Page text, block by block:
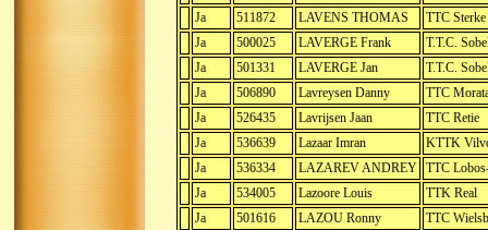
Ja
511872 LAVENS THOMAS
TTC
Ja
500025 LAVERGE Frank
T.T.C.
Ja
501331 LAVERGE Jan
T.T.C.
Ja
506890 Lavreysen Danny
TTC
Ja
526435 Lavrijsen Jaan
TTC Retie
Ja
536639 Lazaar Imran
KTTK
Ja
536334 LAZAREV ANDREY TTC
Ja
534005 Lazoore Louis
TTK Real
Ja
501616 LAZOU Ronny
TTC